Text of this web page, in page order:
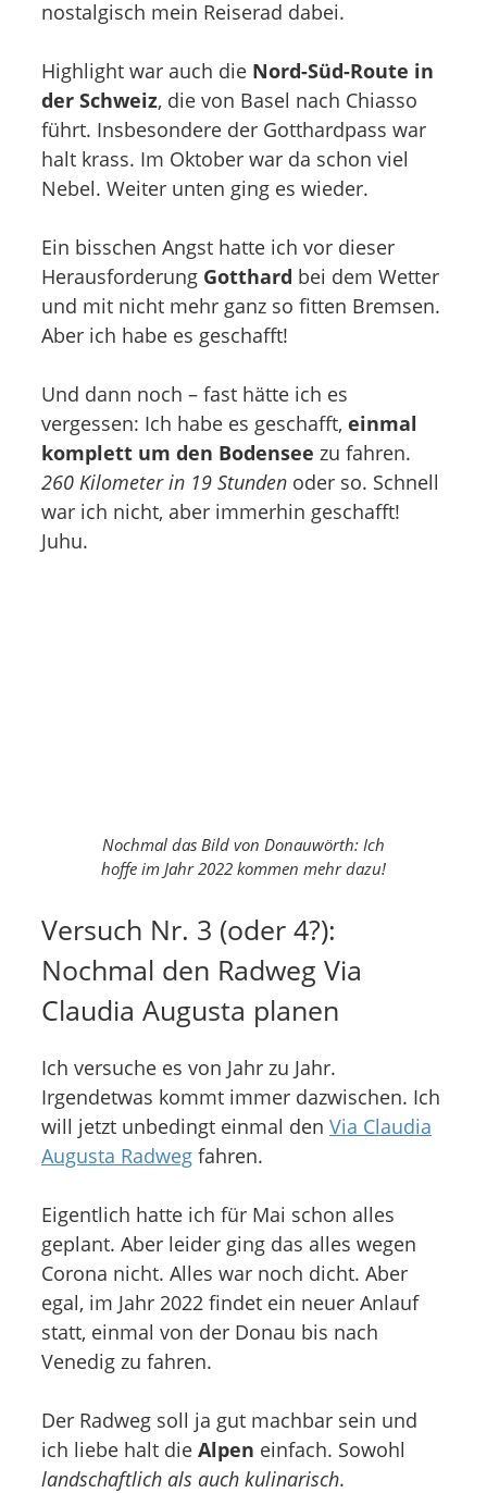
nostalgisch mein Reiserad dabei.
Highlight war auch die Nord-Süd-Route in
der Schweiz, die von Basel nach Chiasso
führt. Insbesondere der Gotthardpass war
halt krass. Im Oktober war da schon viel
Nebel. Weiter unten ging es wieder.
Ein bisschen Angst hatte ich vor dieser
Herausforderung Gotthard bei dem Wetter
und mit nicht mehr ganz so fitten Bremsen.
Aber ich habe es geschafft!
Und dann noch – fast hätte ich es
vergessen: Ich habe es geschafft, einmal
komplett um den Bodensee zu fahren.
260 Kilometer in 19 Stunden oder so. Schnell
war ich nicht, aber immerhin geschafft!
Juhu.
Nochmal das Bild von Donauwörth: Ich
hoffe im Jahr 2022 kommen mehr dazu!
Versuch Nr. 3 (oder 4?):
Nochmal den Radweg Via
Claudia Augusta planen
Ich versuche es von Jahr zu Jahr.
Irgendetwas kommt immer dazwischen. Ich
will jetzt unbedingt einmal den Via Claudia
Augusta Radweg fahren.
Eigentlich hatte ich für Mai schon alles
geplant. Aber leider ging das alles wegen
Corona nicht. Alles war noch dicht. Aber
egal, im Jahr 2022 findet ein neuer Anlauf
statt, einmal von der Donau bis nach
Venedig zu fahren.
Der Radweg soll ja gut machbar sein und
ich liebe halt die Alpen einfach. Sowohl
landschaftlich als auch kulinarisch.